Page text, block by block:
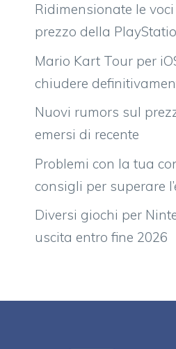
Ridimensionate le
prezzo della
Mario Kart Tour per
chiudere
Nuovi rumors sul
emersi di recente
Problemi con la tua
consigli per superare
Diversi giochi per
uscita entro fine 2026